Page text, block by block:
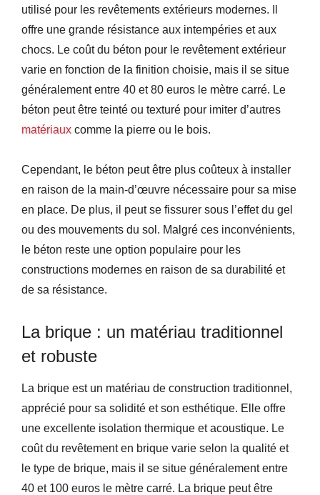
utilisé pour les revêtements extérieurs modernes. Il
offre une grande résistance aux intempéries et aux
chocs. Le coût du béton pour le revêtement extérieur
varie en fonction de la finition choisie, mais il se situe
généralement entre 40 et 80 euros le mètre carré. Le
béton peut être teinté ou texturé pour imiter d’autres
matériaux comme la pierre ou le bois.
Cependant, le béton peut être plus coûteux à installer
en raison de la main-d’œuvre nécessaire pour sa mise
en place. De plus, il peut se fissurer sous l’effet du gel
ou des mouvements du sol. Malgré ces inconvénients,
le béton reste une option populaire pour les
constructions modernes en raison de sa durabilité et
de sa résistance.
La brique : un matériau traditionnel
et robuste
La brique est un matériau de construction traditionnel,
apprécié pour sa solidité et son esthétique. Elle offre
une excellente isolation thermique et acoustique. Le
coût du revêtement en brique varie selon la qualité et
le type de brique, mais il se situe généralement entre
40 et 100 euros le mètre carré. La brique peut être